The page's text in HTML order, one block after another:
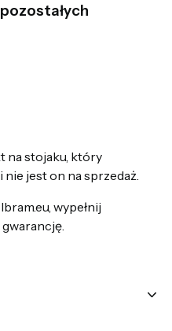
na stojaku, który
jest on na sprzedaż.
wypełnij